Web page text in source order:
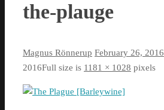
the-plauge
Magnus Rönnerup February 26, 2016
2016Full size is 1181 × 1028 pixels